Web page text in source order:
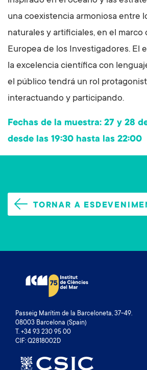
una coexistencia armoniosa entre
naturales y artificiales, en el marco
Europea de los Investigadores. El
la excelencia científica con
el público tendrá un rol
interactuando y participando.
Fechas de la muestra: 27 y 28
desde las 19:30 hasta las 22:00
TORNAR A
Passeig Marítim de la Barceloneta, 37-49.
08003 Barcelona (Spain)
T. +34 93 230 95 00
CIF: Q2818002D